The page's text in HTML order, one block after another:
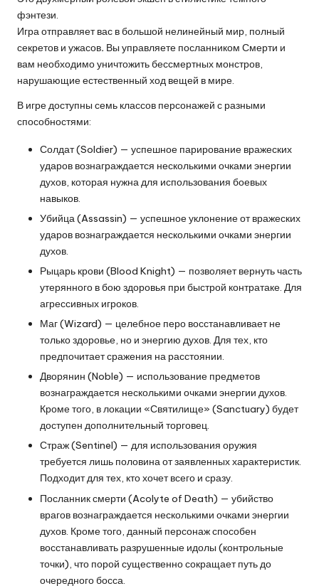
фэнтези.
Игра отправляет вас в большой нелинейный мир, полный
секретов и ужасов. Вы управляете посланником Смерти и
вам необходимо уничтожить бессмертных монстров,
нарушающие естественный ход вещей в мире.
В игре доступны семь классов персонажей с разными
способностями:
Солдат (Soldier) — успешное парирование вражеских
ударов вознаграждается несколькими очками энергии
духов, которая нужна для использования боевых
навыков.
Убийца (Assassin) — успешное уклонение от вражеских
ударов вознаграждается несколькими очками энергии
духов.
Рыцарь крови (Blood Knight) — позволяет вернуть часть
утерянного в бою здоровья при быстрой контратаке. Для
агрессивных игроков.
Маг (Wizard) — целебное перо восстанавливает не
только здоровье, но и энергию духов. Для тех, кто
предпочитает сражения на расстоянии.
Дворянин (Noble) — использование предметов
вознаграждается несколькими очками энергии духов.
Кроме того, в локации «Святилище» (Sanctuary) будет
доступен дополнительный торговец.
Страж (Sentinel) — для использования оружия
требуется лишь половина от заявленных характеристик.
Подходит для тех, кто хочет всего и сразу.
Посланник смерти (Acolyte of Death) — убийство
врагов вознаграждается несколькими очками энергии
духов. Кроме того, данный персонаж способен
восстанавливать разрушенные идолы (контрольные
точки), что порой существенно сокращает путь до
очередного босса.